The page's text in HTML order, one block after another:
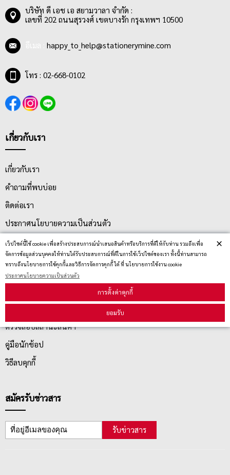
เว็ปไซต์นี้ใช้ cookie เพื่อสร้างประสบการณ์นำเสนอสินค้าหรือบริการที่ดีให้กับท่าน รวมถึงเพื่อ
จัดการข้อมูลส่วนบุคคลให้ท่านได้รับประสบการณ์ที่ดีในการใช้เว็ปไซต์ของเรา ทั้งนี้ท่านสามารถ
ทราบถึงนโยบายการใช้คุกกี้และวิธีการจัดการคุกกี้ ได้ ที่ นโยบายการใช้งาน cookie
ประกาศนโยบายความเป็นส่วนตัว
การตั้งค่าคุกกี้
ยอมรับ
×
บริษัท ดี เอช เอ สยามวาลา จำกัด :
เลขที่ 202 ถนนสุรวงศ์ เขตบางรัก กรุงเทพฯ 10500
happy_to_help@stationerymine.com
โทร : 02-668-0102
เกี่ยวกับเรา
เกี่ยวกับเรา
คำถามที่พบบ่อย
ติดต่อเรา
ประกาศนโยบายความเป็นส่วนตัว
นโยบายการจัดส่ง
นโยบายการเปลี่ยน/คืน สินค้า
ตรวจสอบสถานะสินค้า
คู่มือนักช้อป
วิธีลบคุกกี้
สมัครรับข่าวสาร
รับข่าวสาร